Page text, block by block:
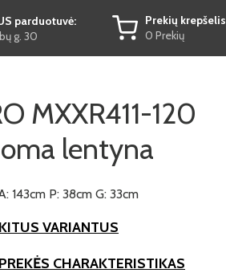
parduotuvė:
g. 30
Prekių krepšelis
0 Prekių
MXXR411-120
lentyna
143cm P: 38cm G: 33cm
VARIANTUS
CHARAKTERISTIKAS